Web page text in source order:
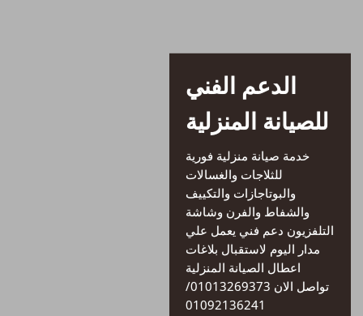
الدعم الفني
للصيانة المنزلية
خدمة صيانة منزلية فورية
للثلاجات والغسالات
والبوتاجازات والتكييف
والشفاط والفرن وشاشة
التلفزيون دعم فني يعمل علي
مدار اليوم لاستقبال بلاغات
اعطال الصيانة المنزلية
تواصل الان 01013269373/
01092136241